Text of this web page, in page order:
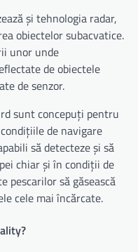
și tehnologia radar,
obiectelor subacvatice.
unor unde
de obiectele
de senzor.
sunt concepuți pentru
de navigare
să detecteze și să
chiar și în condiții de
pescarilor să găsească
cele mai încărcate.